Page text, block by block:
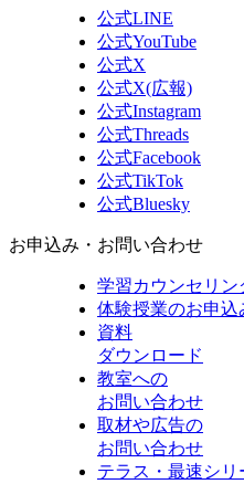
公式LINE
公式YouTube
公式X
公式X(広報)
公式Instagram
公式Threads
公式Facebook
公式TikTok
公式Bluesky
お申込み・お問い合わせ
学習カウンセリン
体験授業のお申込
資料
ダウンロード
教室への
お問い合わせ
取材や広告の
お問い合わせ
テラス・最速シリ